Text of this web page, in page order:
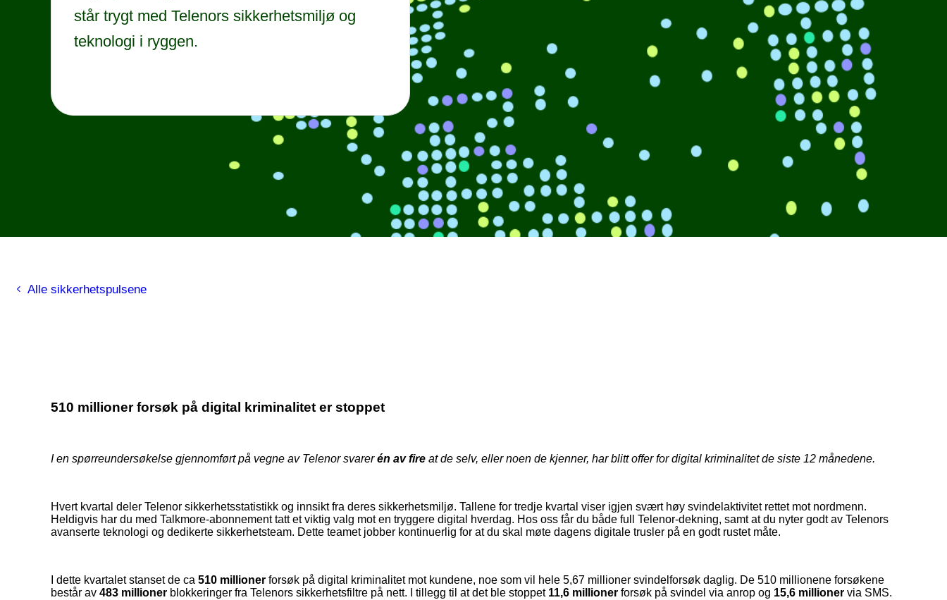
står trygt med Telenors sikkerhetsmiljø og
teknologi i ryggen.
Alle sikkerhetspulsene
510 millioner forsøk på digital kriminalitet er stoppet
I en spørreundersøkelse gjennomført på vegne av Telenor svarerén av fire at de selv, eller noen de kjenner, har blitt offer for digital kriminalitet de siste 12 månedene.
Hvert kvartal deler Telenor sikkerhetsstatistikk og innsikt fra deres sikkerhetsmiljø. Tallene for tredje kvartal viser igjen svært høy svindelaktivitet rettet mot nordmenn.
Heldigvis har du med Talkmore-abonnement tatt et viktig valg mot en tryggere digital hverdag. Hos oss får du både full Telenor-dekning, samt at du nyter godt av Telenors
avanserte teknologi og dedikerte sikkerhetsteam. Dette teamet jobber kontinuerlig for at du skal møte dagens digitale trusler på en godt rustet måte.
I dette kvartalet stanset de ca 510 millioner forsøk på digital kriminalitet mot kundene, noe som vil hele 5,67 millioner svindelforsøk daglig. De 510 millionene forsøkene
består av 483 millioner blokkeringer fra Telenors sikkerhetsfiltre på nett. I tillegg til at det ble stoppet 11,6 millioner forsøk på svindel via anrop og 15,6 millioner via SMS.